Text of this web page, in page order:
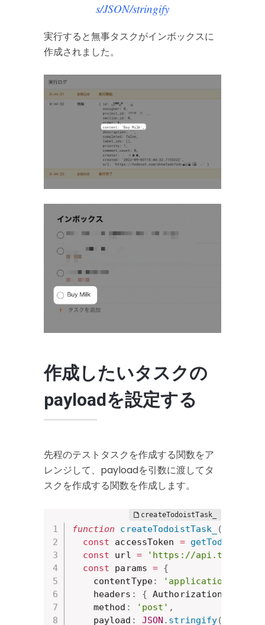
s/JSON/stringify
実行すると無事タスクがインボックスに
作成されました。
作成したいタスクの
payloadを設定する
先程のテストタスクを作成する関数をア
レンジして、payloadを引数に渡してタ
スクを作成する関数を作成します。
function createTodoistTask_ (
const accessToken =
const url =
'https://
const params = {
    contentType
: 'application/json'
    headers
: { Authorization
    method
: 'post' ,
    payload
: JSON . stringify(